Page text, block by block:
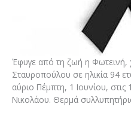
Έφυγε από τη ζωή η Φωτεινή,
Σταυροπούλου σε ηλικία 94
αύριο Πέμπτη, 1 Ιουνίου,
Νικολάου. Θερμά